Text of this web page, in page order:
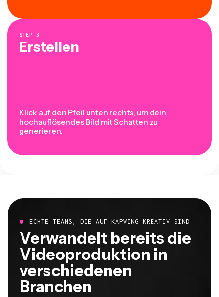
STEP 3
Erstellen
Klick auf den Pfeil unten rechts, um dein
hochauflösendes Bild mit Schatten zu
generieren.
ECHTE TEAMS, DIE AUF KAPWING KREATIV SIND
Verwandelt bereits die
Videoproduktion in
verschiedenen
Branchen